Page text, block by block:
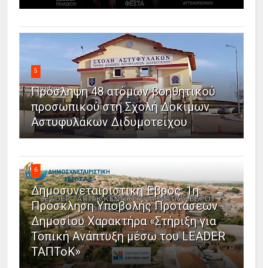
5
Πρόσληψη 48 ατόμων βοηθητικού
προσωπικού στη Σχολή Δοκίμων
Αστυφυλάκων Διδυμοτείχου
6
Δημοσυνεταιριστική Έβρος: 1η
Πρόσκληση Υποβολής Προτάσεων
Δημοσίου Χαρακτήρα «Στήριξη για
Τοπική Ανάπτυξη μέσω του LEADER
ΤΑΠΤοΚ»